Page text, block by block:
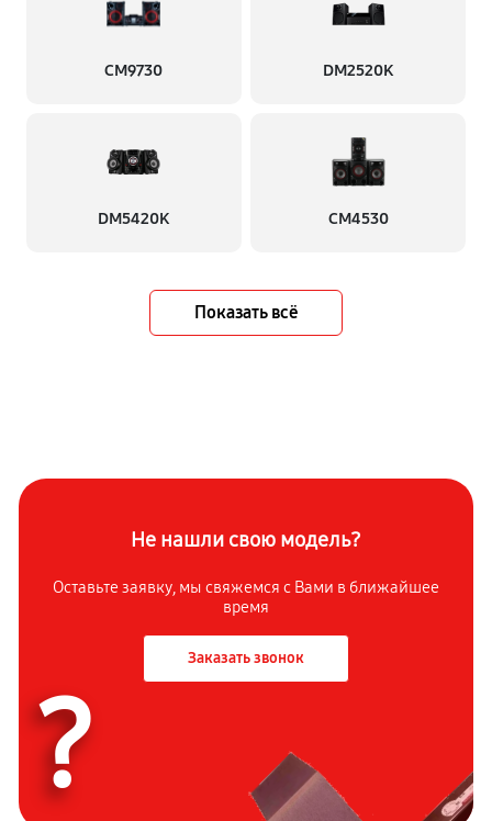
CM9730 DM2520K
DM5420K CM4530
Показать всё
Не нашли свою модель?
Оставьте заявку, мы свяжемся с Вами в ближайшее
время
Заказать звонок
?